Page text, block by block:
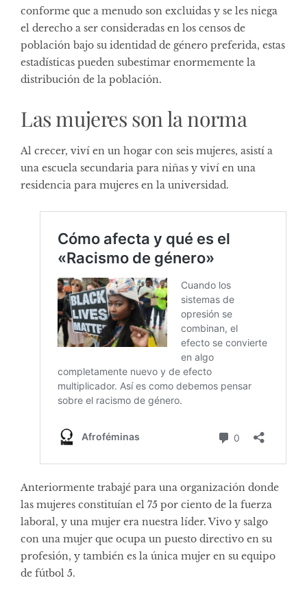
conforme que a menudo son excluidas y se les niega
el derecho a ser consideradas en los censos de
población bajo su identidad de género preferida, estas
estadísticas pueden subestimar enormemente la
distribución de la población.
Las mujeres son la norma
Al crecer, viví en un hogar con seis mujeres, asistí a
una escuela secundaria para niñas y viví en una
residencia para mujeres en la universidad.
Anteriormente trabajé para una organización donde
las mujeres constituían el 75 por ciento de la fuerza
laboral, y una mujer era nuestra líder. Vivo y salgo
con una mujer que ocupa un puesto directivo en su
profesión, y también es la única mujer en su equipo
de fútbol 5.